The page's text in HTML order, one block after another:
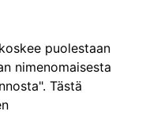
puolestaan
nimenomaisesta
Tästä